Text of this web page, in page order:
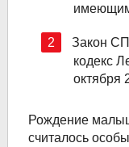
имеющим
Закон
кодекс
октября
Рождение
считалось